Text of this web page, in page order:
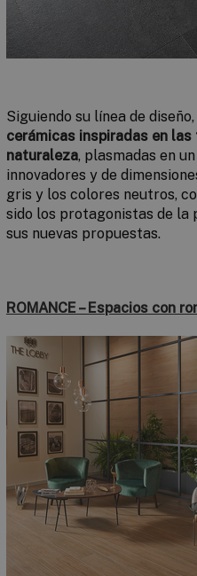
Siguiendo su línea de diseño,
cerámicas inspiradas en
naturaleza, plasmadas en
innovadores y de
gris y los colores neutros,
sido los protagonistas de la
sus nuevas propuestas.
ROMANCE – Espacios con